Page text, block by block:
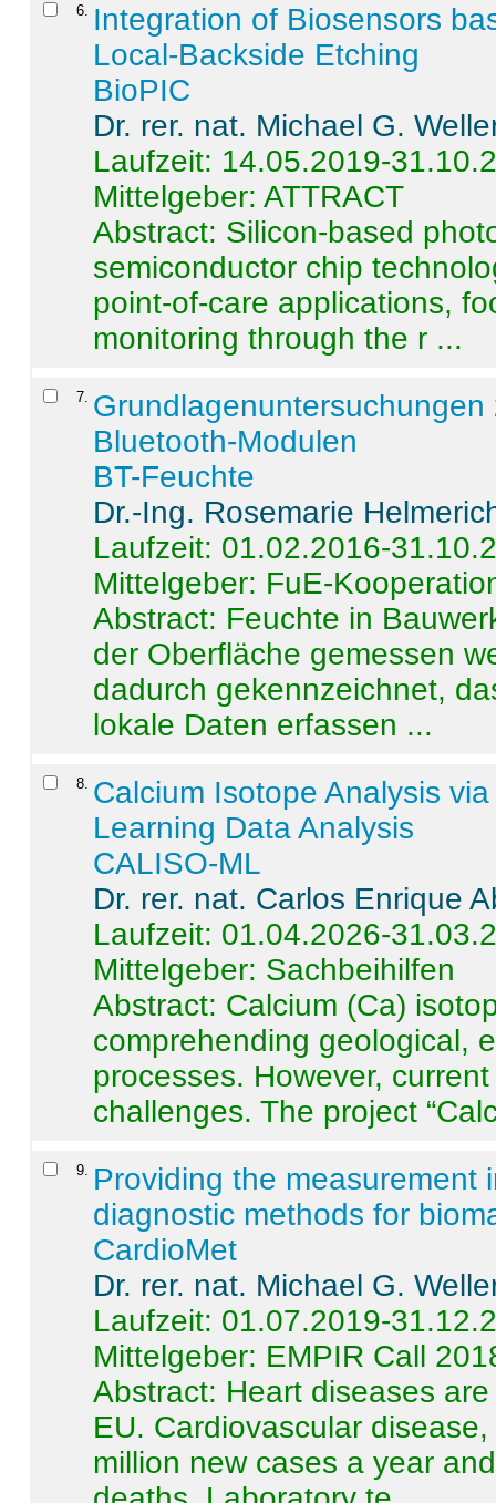
6
Integration of Biosensors
Local-Backside Etching
BioPIC
Dr. rer. nat. Michael G.
Laufzeit: 14.05.2019-
Mittelgeber: ATTRACT
Abstract: Silicon-based
semiconductor chip
point-of-care applications,
monitoring through the r ...
7
Bluetooth-Modulen
BT-Feuchte
Dr.-Ing. Rosemarie
Laufzeit: 01.02.2016-
Mittelgeber: FuE-
Abstract: Feuchte in
der Oberfläche gemessen
dadurch gekennzeichnet,
lokale Daten erfassen ...
8 Calcium Isotope Analysis
Learning Data Analysis
CALISO-ML
Dr. rer. nat. Carlos Enrique
Laufzeit: 01.04.2026-
Mittelgeber: Sachbeihilfen
Abstract: Calcium (Ca)
comprehending geological,
processes. However,
challenges. The project
9
Providing the measurement
diagnostic methods for
CardioMet
Dr. rer. nat. Michael G.
Laufzeit: 01.07.2019-
Mittelgeber: EMPIR Call
Abstract: Heart diseases
EU. Cardiovascular
million new cases a year